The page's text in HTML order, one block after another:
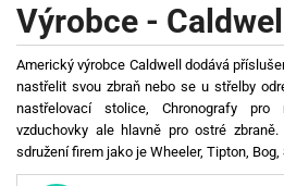
OPTIKA
STŘELIVO
PŘÍSLUŠENSTVÍ
DETEKTORY KOVŮ
Výrobce - Caldwell
Americký výrobce Caldwell dodává
nastřelit svou zbraň nebo se u střelby
nastřelovací stolice, Chronografy
vzduchovky ale hlavně pro ostré
sdružení firem jako je Wheeler, Tipton, Bog,